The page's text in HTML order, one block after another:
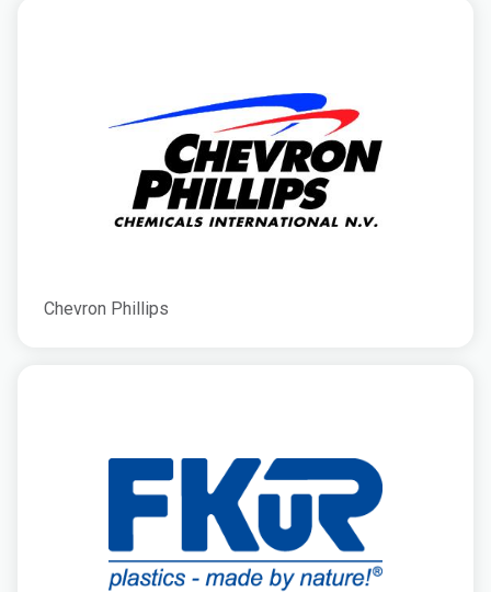
Chevron Phillips